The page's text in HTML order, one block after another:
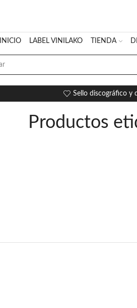
INICIO LABEL VINILAKO TIENDA
Sello discográfico y
Productos